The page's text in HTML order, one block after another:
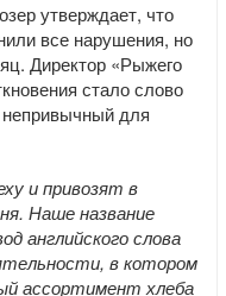
утверждает, что
все нарушения, но
Директор «Рыжего
стало слово
непривычный для
и привозят в
Наше название
английского слова
в котором
ассортимент хлеба